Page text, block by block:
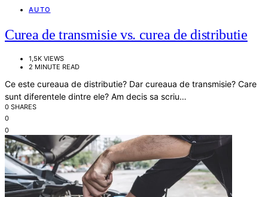
AUTO
Curea de transmisie vs. curea de distributie
1,5K VIEWS
2 MINUTE READ
Ce este cureaua de distributie? Dar cureaua de transmisie? Care
sunt diferentele dintre ele? Am decis sa scriu…
0 SHARES
0
0